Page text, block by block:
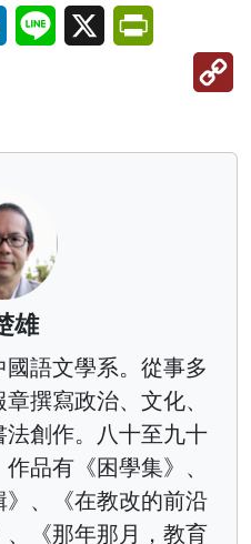
LinkedInLine X
雄
語文學系。從事多
撰寫政治、文化、
創作。八十至九十
品有《困學集》、
》、《在教改的前沿
《那年那月，教育